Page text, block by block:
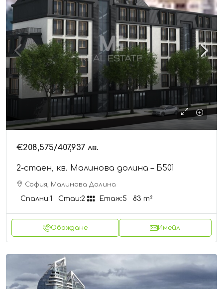
€208,575/407,937 лв.
2-стаен, кв. Малинова долина – Б501
София, Малинова Долина
Спални:1 Стаи:2 Етаж:5 83 m²
Обаждане Имейл